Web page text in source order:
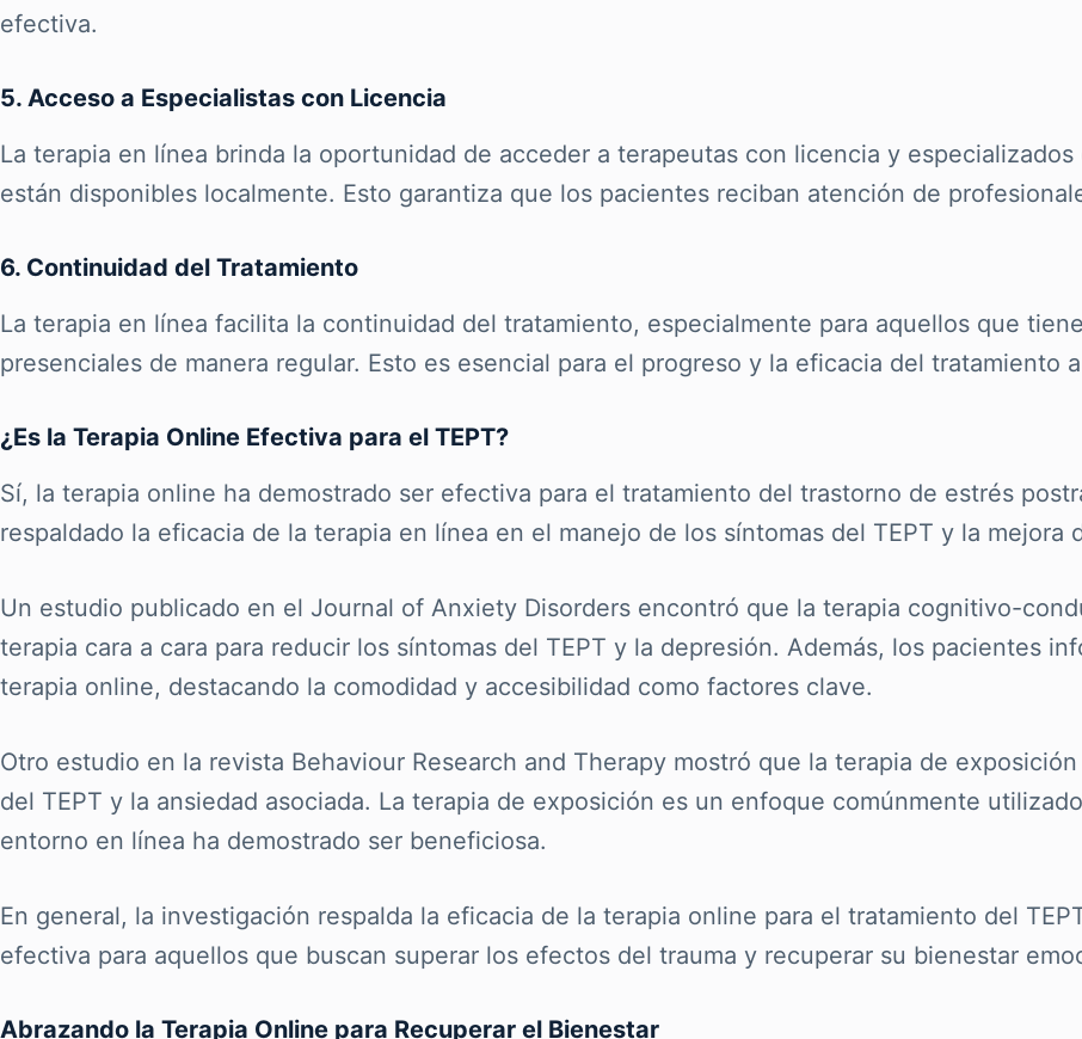
efectiva.
5. Acceso a Especialistas con Licencia
La terapia en línea brinda la oportunidad de acceder a terapeutas con licencia y
están disponibles localmente. Esto garantiza que los pacientes reciban atención de
6. Continuidad del Tratamiento
La terapia en línea facilita la continuidad del tratamiento, especialmente para aquellos que
presenciales de manera regular. Esto es esencial para el progreso y la eficacia del tratamiento
¿Es la Terapia Online Efectiva para el TEPT?
Sí, la terapia online ha demostrado ser efectiva para el tratamiento del trastorno de estrés
respaldado la eficacia de la terapia en línea en el manejo de los síntomas del TEPT y la mejora
Un estudio publicado en el Journal of Anxiety Disorders encontró que la terapia cognitivo-
terapia cara a cara para reducir los síntomas del TEPT y la depresión. Además, los pacientes
terapia online, destacando la comodidad y accesibilidad como factores clave.
Otro estudio en la revista Behaviour Research and Therapy mostró que la terapia de
del TEPT y la ansiedad asociada. La terapia de exposición es un enfoque comúnmente
entorno en línea ha demostrado ser beneficiosa.
En general, la investigación respalda la eficacia de la terapia online para el tratamiento del
efectiva para aquellos que buscan superar los efectos del trauma y recuperar su bienestar
Abrazando la Terapia Online para Recuperar el Bienestar